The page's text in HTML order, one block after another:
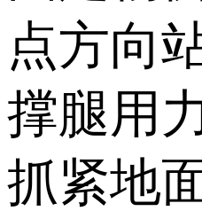
点方向
撑腿用
抓紧地